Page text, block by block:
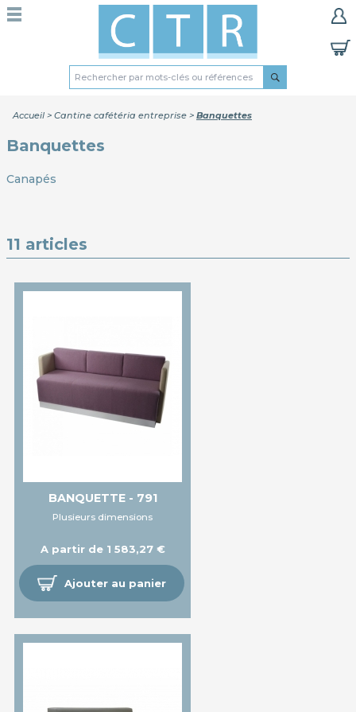
Accueil > Cantine cafétéria entreprise > Banquettes
Banquettes
Canapés
11 articles
BANQUETTE - 791
Plusieurs dimensions
A partir de 1 583,27 €
Ajouter au panier